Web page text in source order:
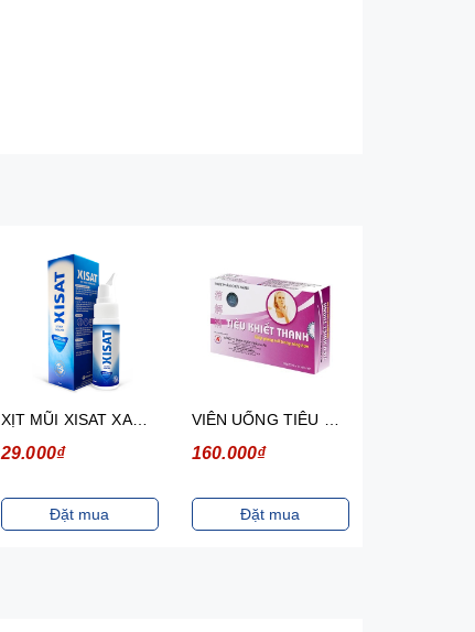
XỊT MŨI XISAT XANH 75ML/ CHAI
29.000₫
Đặt mua
160.000₫
Đặt mua